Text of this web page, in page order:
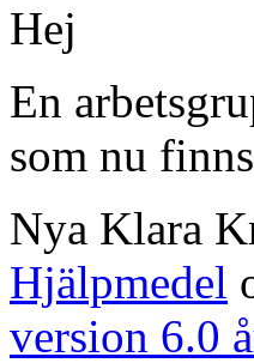
Hej
En
som nu
Nya Klara
Hjälpmedel
version 6.0